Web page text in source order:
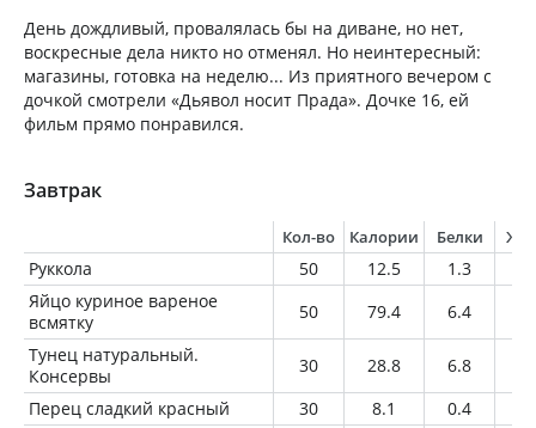
День дождливый, провалялась бы на диване, но нет,
воскресные дела никто но отменял. Но неинтересный:
магазины, готовка на неделю... Из приятного вечером с
дочкой смотрели «Дьявол носит Прада». Дочке 16, ей
фильм прямо понравился.
Завтрак
Кол-во Калории Белки
Руккола 50 12.5 1.3
Яйцо куриное вареное
всмятку
50 79.4 6.4
Тунец натуральный.
Консервы
30 28.8 6.8
Перец сладкий красный
30 8.1 0.4